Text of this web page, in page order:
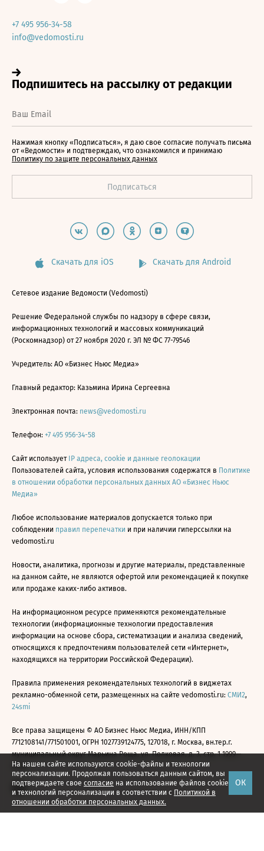
На нашем сайте используются cookie-файлы и технологии
персонализации. Продолжая пользоваться данным сайтом, вы
подтверждаете свое согласие на использование файлов cookie
и технологий персонализации в соответствии с Политикой в
отношении обработки персональных данных.
ОК
+7 495 956-34-58
info@vedomosti.ru
Нажимая кнопку «Подписаться», я даю свое согласие получать письма
от «Ведомости» и подтверждаю, что ознакомился и принимаю
Политику по защите персональных данных
Скачать для iOS Скачать для Android
Сетевое издание Ведомости (Vedomosti)
Решение Федеральной службы по надзору в сфере связи,
информационных технологий и массовых коммуникаций
(Роскомнадзор) от 27 ноября 2020 г. ЭЛ № ФС 77-79546
Учредитель: АО «Бизнес Ньюс Медиа»
Главный редактор: Казьмина Ирина Сергеевна
Электронная почта: news@vedomosti.ru
Телефон: +7 495 956-34-58
Сайт использует IP адреса, cookie и данные геолокации
Пользователей сайта, условия использования содержатся в Политике
в отношении обработки персональных данных АО «Бизнес Ньюс
Медиа»
Любое использование материалов допускается только при
соблюдении правил перепечатки и при наличии гиперссылки на
vedomosti.ru
Новости, аналитика, прогнозы и другие материалы, представленные
на данном сайте, не являются офертой или рекомендацией к покупке
или продаже каких-либо активов.
На информационном ресурсе применяются рекомендательные
технологии (информационные технологии предоставления
информации на основе сбора, систематизации и анализа сведений,
относящихся к предпочтениям пользователей сети «Интернет»,
находящихся на территории Российской Федерации).
Правила применения рекомендательных технологий в виджетах
рекламно-обменной сети, размещенных на сайте vedomosti.ru: СМИ2,
24smi
Все права защищены © АО Бизнес Ньюс Медиа, ИНН/КПП
7712108141/771501001, ОГРН 1027739124775, 127018, г. Москва, вн.тер.г.
муниципальный округ Марьина Роща, ул. Полковая, д. 3, стр. 1 1999—
2026